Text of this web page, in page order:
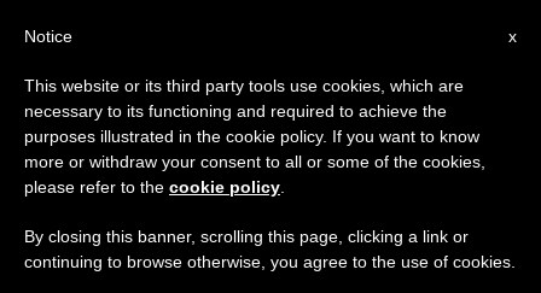
x
Notice
This website or its third party tools use cookies, which are
necessary to its functioning and required to achieve the
purposes illustrated in the cookie policy. If you want to know
more or withdraw your consent to all or some of the cookies,
please refer to the cookie policy
By closing this banner, scrolling this page, clicking a link or
continuing to browse otherwise, you agree to the use of cookies.